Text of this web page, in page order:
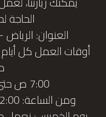
العنوان:
أوقات العمل كل
7:00 ص حتى 12:00 ظهراً
ومن الساعة: 2:00 م حتى 7:00 مساءاً.